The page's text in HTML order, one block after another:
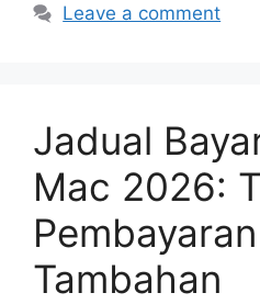
Leave a comment
Jadual
Mac 2026:
Tambahan